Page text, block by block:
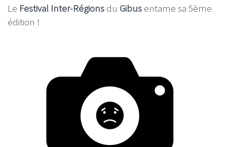
Le Festival Inter-Régions du Gibus entame sa 5ème
édition !